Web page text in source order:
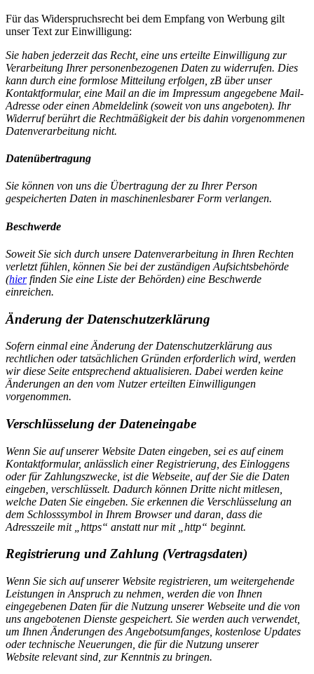
Für das Widerspruchsrecht bei dem Empfang von Werbung gilt
unser Text zur Einwilligung:
Sie haben jederzeit das Recht, eine uns erteilte Einwilligung zur
Verarbeitung Ihrer personenbezogenen Daten zu widerrufen. Dies
kann durch eine formlose Mitteilung erfolgen, zB über unser
Kontaktformular, eine Mail an die im Impressum angegebene Mail-
Adresse oder einen Abmeldelink (soweit von uns angeboten). Ihr
Widerruf berührt die Rechtmäßigkeit der bis dahin vorgenommenen
Datenverarbeitung nicht.
Datenübertragung
Sie können von uns die Übertragung der zu Ihrer Person
gespeicherten Daten in maschinenlesbarer Form verlangen.
Beschwerde
Soweit Sie sich durch unsere Datenverarbeitung in Ihren Rechten
verletzt fühlen, können Sie bei der zuständigen Aufsichtsbehörde
(hierfinden Sie eine Liste der Behörden) eine Beschwerde
einreichen.
Änderung der Datenschutzerklärung
Sofern einmal eine Änderung der Datenschutzerklärung aus
rechtlichen oder tatsächlichen Gründen erforderlich wird, werden
wir diese Seite entsprechend aktualisieren. Dabei werden keine
Änderungen an den vom Nutzer erteilten Einwilligungen
vorgenommen.
Verschlüsselung der Dateneingabe
Wenn Sie auf unserer Website Daten eingeben, sei es auf einem
Kontaktformular, anlässlich einer Registrierung, des Einloggens
oder für Zahlungszwecke, ist die Webseite, auf der Sie die Daten
eingeben, verschlüsselt. Dadurch können Dritte nicht mitlesen,
welche Daten Sie eingeben. Sie erkennen die Verschlüsselung an
dem Schlosssymbol in Ihrem Browser und daran, dass die
Adresszeile mit „https“ anstatt nur mit „http“ beginnt.
Registrierung und Zahlung (Vertragsdaten)
Wenn Sie sich auf unserer Website registrieren, um weitergehende
Leistungen in Anspruch zu nehmen, werden die von Ihnen
eingegebenen Daten für die Nutzung unserer Webseite und die von
uns angebotenen Dienste gespeichert. Sie werden auch verwendet,
um Ihnen Änderungen des Angebotsumfanges, kostenlose Updates
oder technische Neuerungen, die für die Nutzung unserer
Website relevant sind, zur Kenntnis zu bringen.